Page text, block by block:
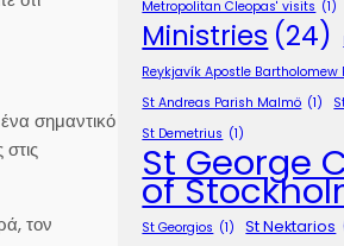
σημαντικό
τον
Metropolitan Cleopas' visits (1)
Ministries (24)
Reykjavík Apostle Bartholomew
St Andreas Parish Malmö (1)
St Demetrius (1)
St George
of
St Georgios (1) St Nektarios